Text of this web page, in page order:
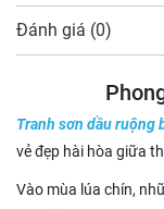
Đánh giá (0)
Tranh sơn dầu ruộng
vẻ đẹp hài hòa giữa
Vào mùa lúa chín,